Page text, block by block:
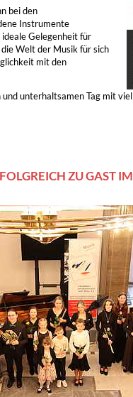
bei den
Instrumente
ideale Gelegenheit für
die Welt der Musik für sich
mit den
und unterhaltsamen Tag mit
ZU GAST